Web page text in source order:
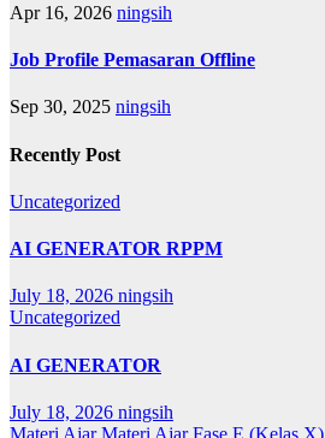
Apr 16, 2026 ningsih
Job Profile Pemasaran Offline
Sep 30, 2025 ningsih
Recently Post
Uncategorized
AI GENERATOR RPPM
July 18, 2026 ningsih
Uncategorized
AI GENERATOR
July 18, 2026 ningsih
Materi AjarMateri Ajar Fase E (Kelas X)